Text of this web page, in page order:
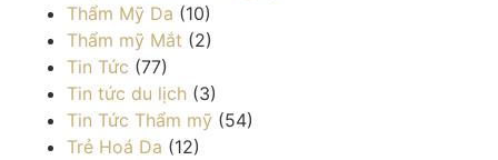
Thẩm Mỹ Da (10)
Thẩm mỹ Mắt (2)
Tin Tức (77)
Tin tức du lịch (3)
Tin Tức Thẩm mỹ (54)
Trẻ Hoá Da (12)